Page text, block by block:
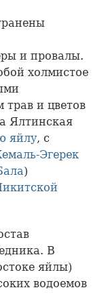
и провалы.
холмистое
и цветов
Ялтинская
яйлу, с
Эгерек
)
В
яйлы)
водоемов